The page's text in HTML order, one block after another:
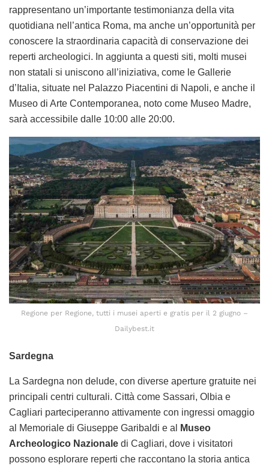
rappresentano un’importante testimonianza della vita
quotidiana nell’antica Roma, ma anche un’opportunità per
conoscere la straordinaria capacità di conservazione dei
reperti archeologici. In aggiunta a questi siti, molti musei
non statali si uniscono all’iniziativa, come le Gallerie
d’Italia, situate nel Palazzo Piacentini di Napoli, e anche il
Museo di Arte Contemporanea, noto come Museo Madre,
sarà accessibile dalle 10:00 alle 20:00.
Regione per Regione, tutti i musei aperti e gratis per il 2 giugno –
Dailybest.it
Sardegna
La Sardegna non delude, con diverse aperture gratuite nei
principali centri culturali. Città come Sassari, Olbia e
Cagliari parteciperanno attivamente con ingressi omaggio
al Memoriale di Giuseppe Garibaldi e al
Museo
Archeologico Nazionale di Cagliari, dove i visitatori
possono esplorare reperti che raccontano la storia antica